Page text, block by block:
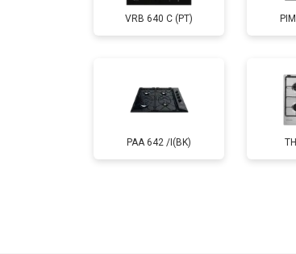
VRB 640 C (PT)
PAA 642 /I(BK)